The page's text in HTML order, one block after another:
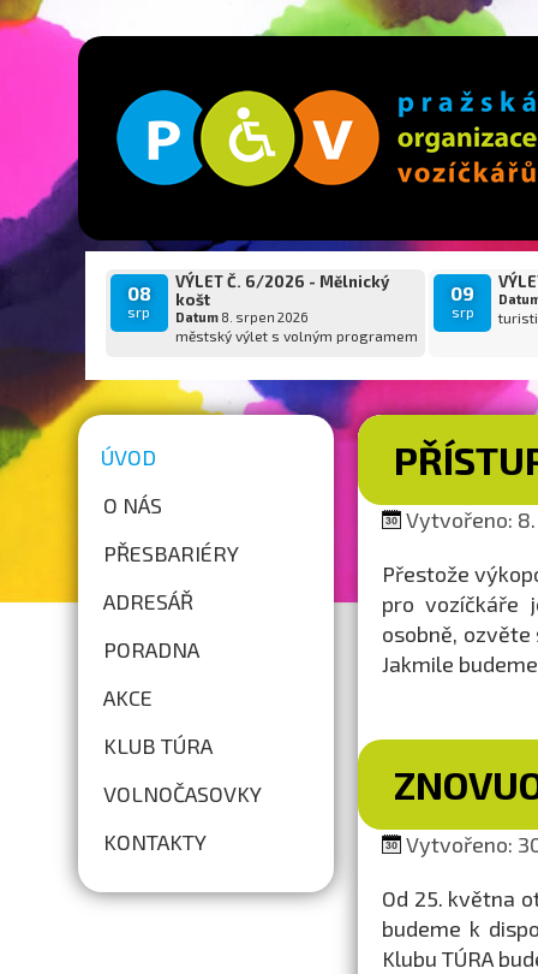
08
srp
VÝLET Č. 6/2026 - Mělnický
košt
Datum8. srpen 2026
městský výlet s volným programem
09
srp
ÚVOD
O NÁS
PŘESBARIÉRY
ADRESÁŘ
PORADNA
AKCE
KLUB TÚRA
VOLNOČASOVKY
KONTAKTY
Vytvořeno: 8.
Přestože
pro vozíčkáře
osobně,
Jakmile
Vytvořeno:
Od 25. května
budeme k
Klubu TÚRA